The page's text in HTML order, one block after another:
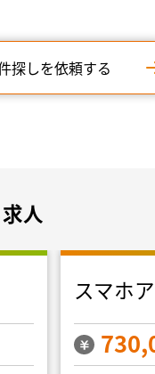
探しを依頼する
人
スマホ